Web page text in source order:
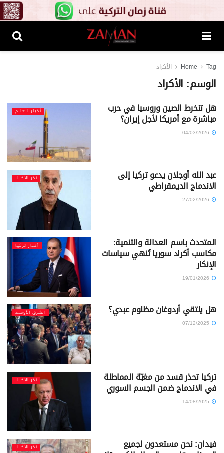
Home Tag الأكراد
الوسم: الأكراد
أخبار العالم هل تنخرط الصين وروسيا في حرب
مباشرة مع أمريكا لأجل إيران؟
آخر الأخبار عبد الله أوجلان يدعو تركيا إلى
الاندماج الديمقراطي
أخبار تركيا المتحدث باسم العدالة والتنمية:
مكاسب أكراد سوريا تُنهي سياسات
الإنكار
الشرق الأوسط هل يلتقي أردوغان مظلوم عبدي؟
آخر الأخبار تركيا تحذر قسد من مغبّة المماطلة
في الاندماج ضمن الجسم السوري
آخر الأخبار فيدان: نحن مستعدون لجميع